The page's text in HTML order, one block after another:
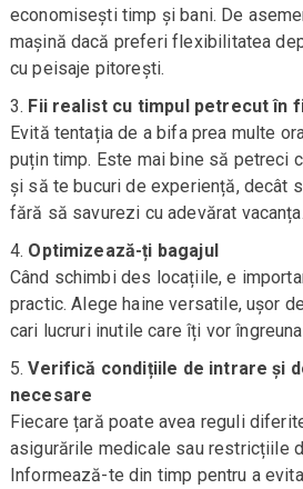
economisești timp și bani. De
mașină dacă preferi flexibilitatea
cu peisaje pitorești.
Fii realist cu timpul petrecut în
Evită tentația de a bifa prea multe
puțin timp. Este mai bine să petreci
și să te bucuri de experiență, decât
fără să savurezi cu adevărat vacanța.
Optimizează-ți bagajul
Când schimbi des locațiile, e
practic. Alege haine versatile, ușor
cari lucruri inutile care îți vor
Verifică condițiile de intrare și
necesare
Fiecare țară poate avea reguli
asigurările medicale sau restricțiile
Informează-te din timp pentru a